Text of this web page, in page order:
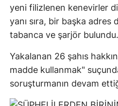
yeni filizlenen kenevirler
yanı sıra, bir başka adres
tabanca ve şarjör bulundu.
Yakalanan 26 şahıs
madde kullanmak"
soruşturmanın devam